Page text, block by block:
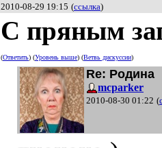
2010-08-29 19:15 (ссылка)
С пряным
(Ответить) (Уровень выше) (Ветвь дискуссии)
Re: Родина
mcparker
2010-08-30 01:22 (